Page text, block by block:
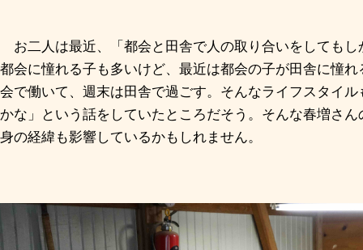
お二人は最近、「都会と田舎で人の取り合いをしてもし
都会に憧れる子も多いけど、最近は都会の子が田舎に憧
会で働いて、週末は田舎で過ごす。そんなライフスタイ
かな」という話をしていたところだそう。そんな春増さ
身の経緯も影響しているかもしれません。